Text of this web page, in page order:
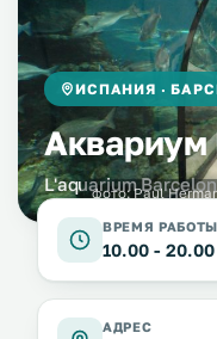
ИСПАНИЯ ·
L'aquarium
фото:Paul
ВРЕМЯ РАБОТЫ
10.00 - 20.00
АДРЕС